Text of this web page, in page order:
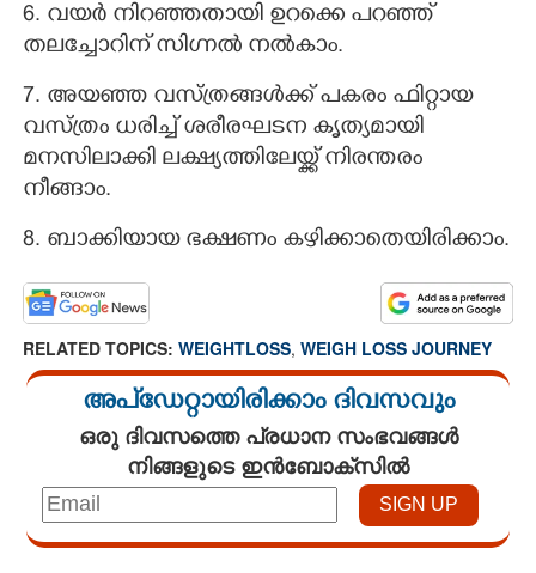
6. വയർ നിറഞ്ഞതായി ഉറക്കെ പറഞ്ഞ്
തലച്ചോറിന് സിഗ്നൽ നൽകാം.
7. അയ‍ഞ്ഞ വസ്ത്രങ്ങൾക്ക് പകരം ഫിറ്റായ
വസ്ത്രം ധരിച്ച് ശരീരഘടന കൃത്യമായി
മനസിലാക്കി ലക്ഷ്യത്തിലേയ്ക്ക് നിരന്തരം
നീങ്ങാം.
8. ബാക്കിയായ ഭക്ഷണം കഴിക്കാതെയിരിക്കാം.
RELATED TOPICS: WEIGHTLOSS, WEIGH LOSS JOURNEY
അപ്ഡേറ്റായിരിക്കാം ദിവസവും
ഒരു ദിവസത്തെ പ്രധാന സംഭവങ്ങൾ
നിങ്ങളുടെ ഇൻബോക്സിൽ